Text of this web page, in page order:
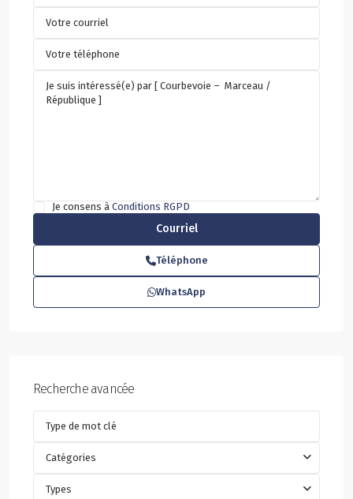
Je consens à Conditions RGPD
Téléphone
WhatsApp
Recherche avancée
Catégories
Types